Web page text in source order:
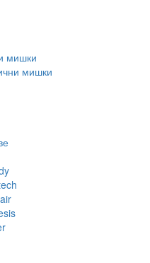
мишки
мишки